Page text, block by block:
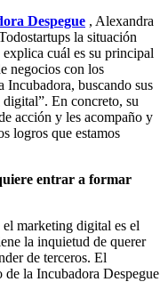
Despegue , Alexandra
la situación
cuál es su principal
negocios con los
Incubadora, buscando sus
En concreto, su
acción y les acompaño y
logros que estamos
entrar a formar
marketing digital es el
la inquietud de querer
de terceros. El
la Incubadora Despegue